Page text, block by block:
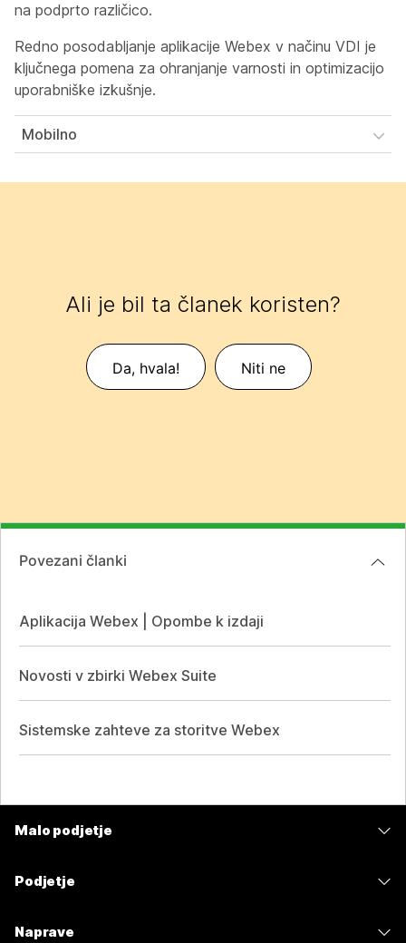
na podprto različico.
Redno posodabljanje aplikacije Webex v načinu VDI je
ključnega pomena za ohranjanje varnosti in optimizacijo
uporabniške izkušnje.
Mobilno
Ali je bil ta članek koristen?
Da, hvala! Niti ne
Povezani članki
Aplikacija Webex | Opombe k izdaji
Novosti v zbirki Webex Suite
Sistemske zahteve za storitve Webex
Malo podjetje
Podjetje
Naprave